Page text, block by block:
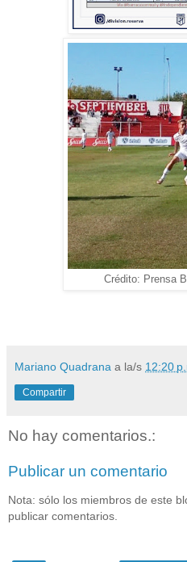
Crédito: Prensa
Mariano Quadrana a la/s 12:20
Compartir
No hay comentarios.:
Publicar un comentario
Nota: sólo los miembros de este
publicar comentarios.